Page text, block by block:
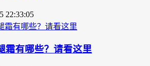
22:33:05
霜有哪些？请看这里